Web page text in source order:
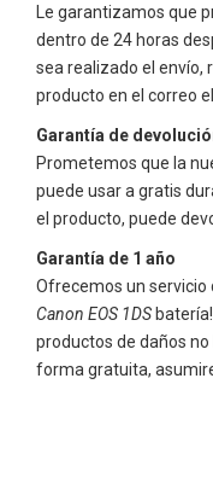
Le garantizamos que
dentro de 24 horas
sea realizado el envío,
producto en el correo
Garantía de
Prometemos que la
puede usar a gratis
el producto, puede
Garantía de 1 año
Ofrecemos un servicio
Canon EOS 1DS
productos de daños
forma gratuita,